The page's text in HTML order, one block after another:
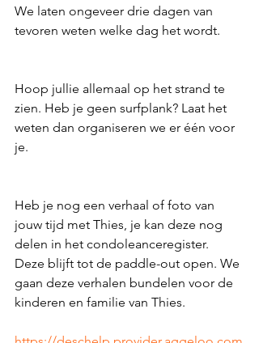
We laten ongeveer drie dagen van
tevoren weten welke dag het wordt.
Hoop jullie allemaal op het strand te
zien. Heb je geen surfplank? Laat het
weten dan organiseren we er één voor
je.
Heb je nog een verhaal of foto van
jouw tijd met Thies, je kan deze nog
delen in het condoleanceregister.
Deze blijft tot de paddle-out open. We
gaan deze verhalen bundelen voor de
kinderen en familie van Thies.